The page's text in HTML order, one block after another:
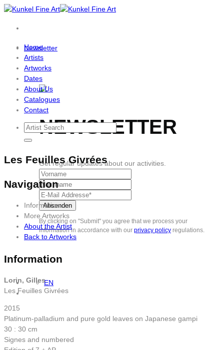
Skip
content
Newsletter
NEWSLETTER
Get regular updates about our activities.
By clicking on "Submit" you agree that we process your
information in accordance with our privacy policy regulations.
EN
Home
Artists
Artworks
Dates
About Us
Catalogues
Contact
Les Feuilles Givrées
Navigation
Information
More Artworks
About the Artist
Back to Artworks
Information
Lorin, Gilles
Les Feuilles Givrées
2015
Platinum-palladium and pure gold leaves on Japanese gampi
30 : 30 cm
Signes and numbered